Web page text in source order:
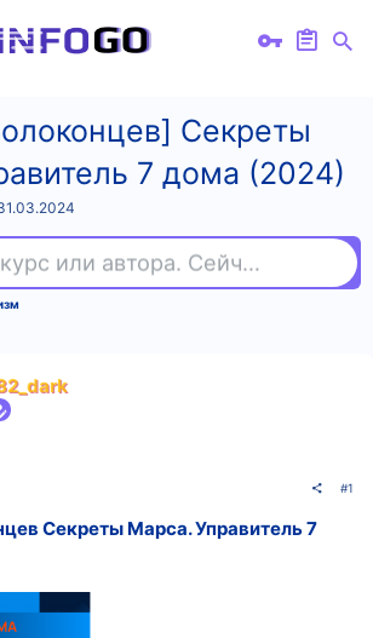
Секреты
7 дома (2024)
а
Найдите курс или автора. Сейчас ищут
#1
Секреты Марса. Управитель 7